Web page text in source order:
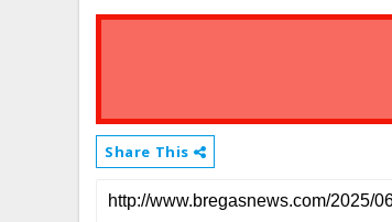
Share This